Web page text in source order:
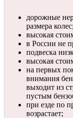
дорожные
размера
высокая
в России не
подвеска
высокая
на первых
внимания
выходит из
пустым
при езде по
возрастает;